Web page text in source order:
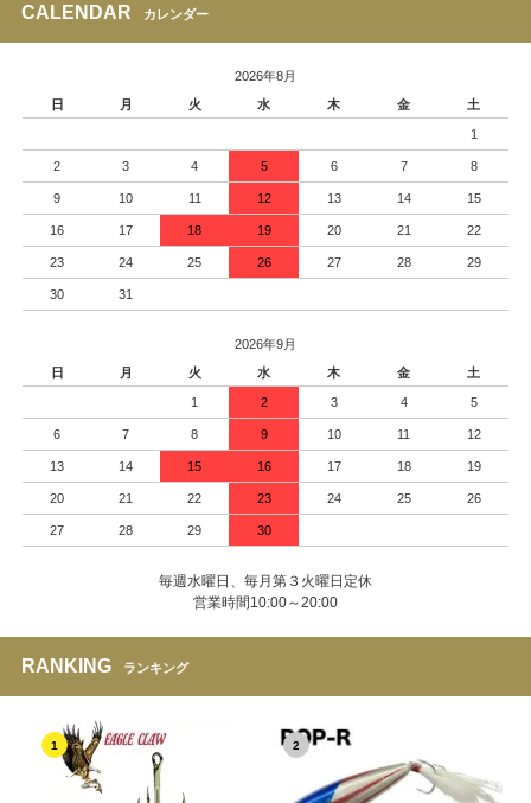
CALENDAR カレンダー
2026年8月
日
月 火 水 木 金 土
1
2 3 4 5 6 7 8
9 10 11 12 13 14 15
16 17 18 19 20 21 22
23 24 25 26 27 28 29
30 31
2026年9月
日
月 火 水 木 金 土
1 2 3 4 5
6 7 8 9 10 11 12
13 14 15 16 17 18 19
20 21 22 23 24 25 26
27 28 29 30
毎週水曜日、毎月第３火曜日定休
営業時間10:00～20:00
RANKING ランキング
1 2